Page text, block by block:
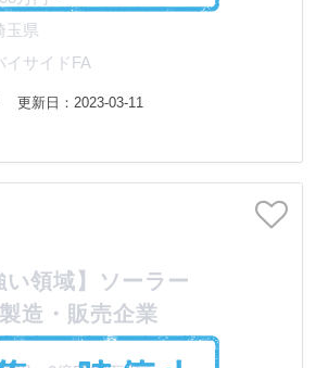
玉県
イサイドFA
更新日：2023-03-11
い領域】ソーラー
造・販売企業